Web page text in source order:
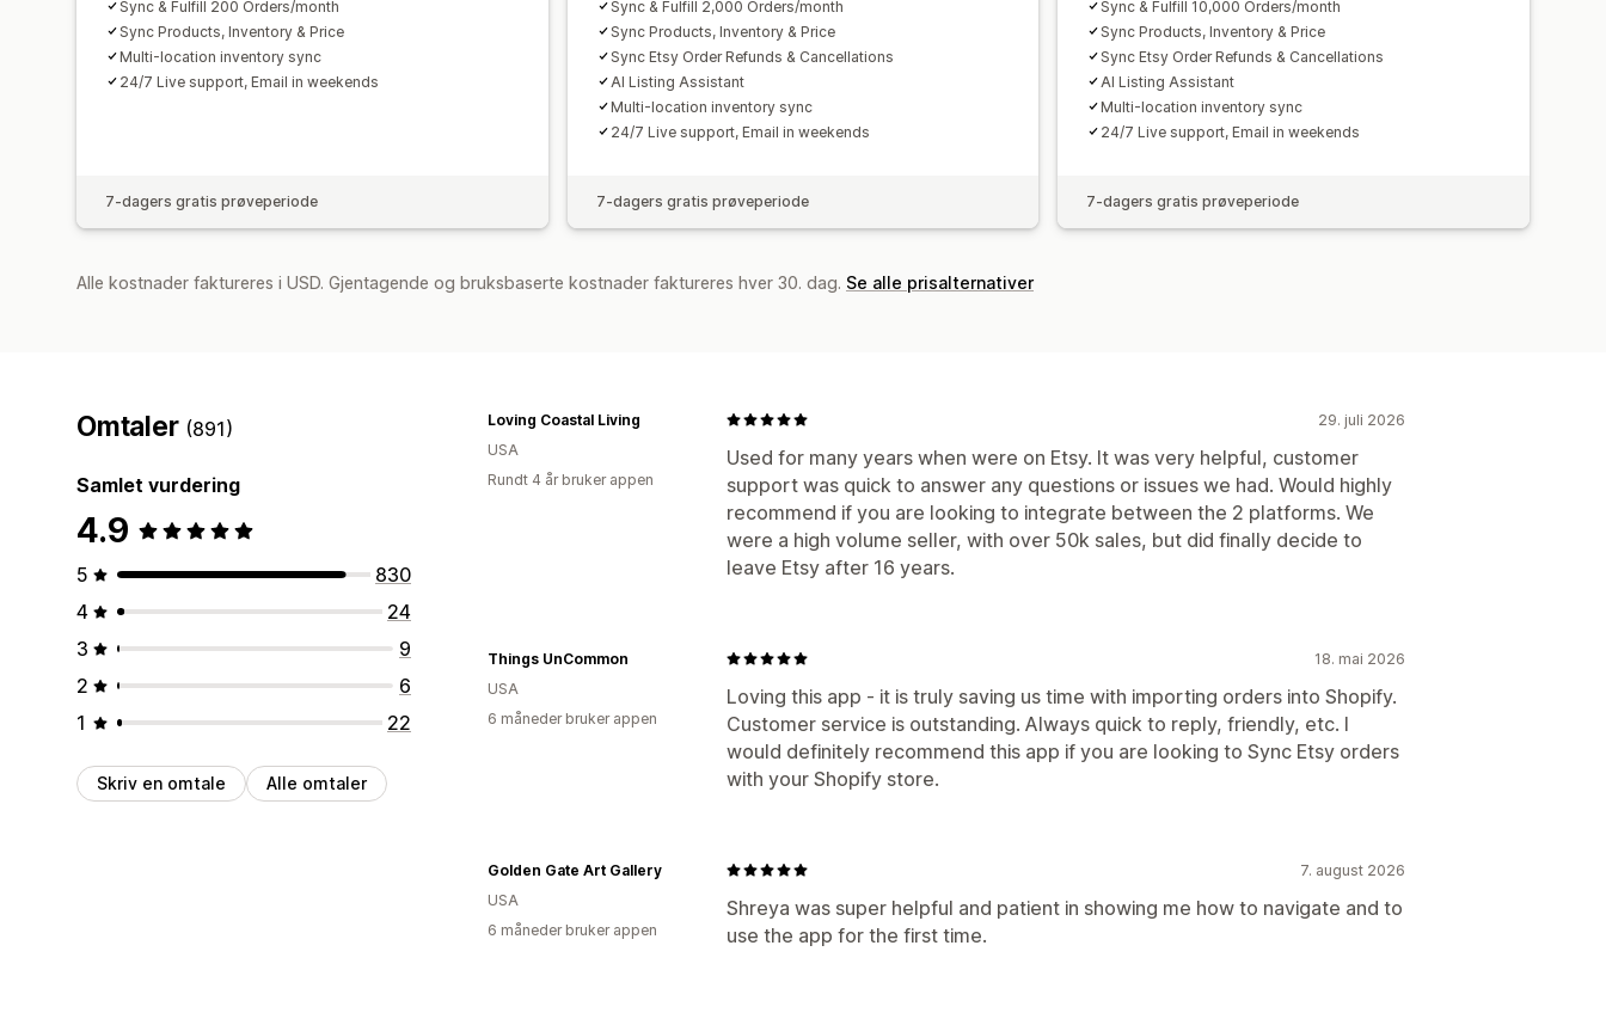
Sync & Fulfill 200 Orders/month
Sync Products, Inventory & Price
Multi-location inventory sync
24/7 Live support, Email in weekends
7-dagers gratis prøveperiode
Sync & Fulfill 2,000 Orders/month
Sync Products, Inventory & Price
Sync Etsy Order Refunds & Cancellations
AI Listing Assistant
Multi-location inventory sync
24/7 Live support, Email in weekends
7-dagers gratis prøveperiode
Sync & Fulfill 10,000 Orders/month
Sync Products, Inventory & Price
Sync Etsy Order Refunds & Cancellations
AI Listing Assistant
Multi-location inventory sync
24/7 Live support, Email in weekends
7-dagers gratis prøveperiode
Alle kostnader faktureres i USD. Gjentagende og bruksbaserte kostnader faktureres hver 30. dag. Se alle prisalternativer
Omtaler (891)
Samlet vurdering
4.9
5
830
4
24
3
9
2
6
1
22
Skriv en omtale Alle omtaler
29. juli 2026
Used for many years when were on Etsy. It was very helpful, customer
support was quick to answer any questions or issues we had. Would highly
recommend if you are looking to integrate between the 2 platforms. We
were a high volume seller, with over 50k sales, but did finally decide to
leave Etsy after 16 years.
Loving Coastal Living
USA
Rundt 4 år bruker appen
18. mai 2026
Loving this app - it is truly saving us time with importing orders into Shopify.
Customer service is outstanding. Always quick to reply, friendly, etc. I
would definitely recommend this app if you are looking to Sync Etsy orders
with your Shopify store.
Things UnCommon
USA
6 måneder bruker appen
7. august 2026
Shreya was super helpful and patient in showing me how to navigate and to
use the app for the first time.
Golden Gate Art Gallery
USA
6 måneder bruker appen